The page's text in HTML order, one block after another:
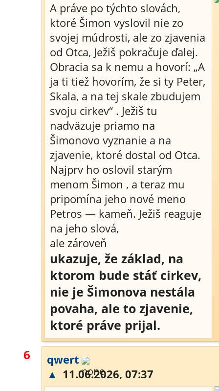
A práve po týchto slovách,
ktoré Šimon vyslovil nie zo
svojej múdrosti, ale zo zjavenia
od Otca, Ježiš pokračuje ďalej.
Obracia sa k nemu a hovorí: „A
ja ti tiež hovorím, že si ty Peter,
Skala, a na tej skale zbudujem
svoju cirkev“ . Ježiš tu
nadväzuje priamo na
Šimonovo vyznanie a na
zjavenie, ktoré dostal od Otca.
Najprv ho oslovil starým
menom Šimon , a teraz mu
pripomína jeho nové meno
Petros — kameň. Ježiš reaguje
na jeho slová,
ale zároveň
ukazuje, že základ, na
ktorom bude stáť cirkev,
nie je Šimonova nestála
povaha, ale to zjavenie,
ktoré práve prijal.
6
qwert
▲ 11.06.2026, 07:37